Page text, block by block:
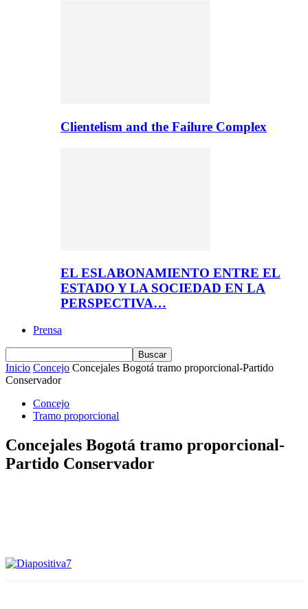
Clientelism and the Failure Complex
EL ESLABONAMIENTO ENTRE EL
ESTADO Y LA SOCIEDAD EN LA
PERSPECTIVA…
Prensa
Inicio Concejo Concejales Bogotá tramo proporcional-Partido
Conservador
Concejo
Tramo proporcional
Concejales Bogotá tramo proporcional-
Partido Conservador